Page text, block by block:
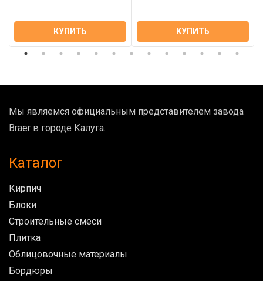
КУПИТЬ КУПИТЬ
Мы являемся официальным представителем завода
Braer в городе Калуга.
Каталог
Кирпич
Блоки
Строительные смеси
Плитка
Облицовочные материалы
Бордюры